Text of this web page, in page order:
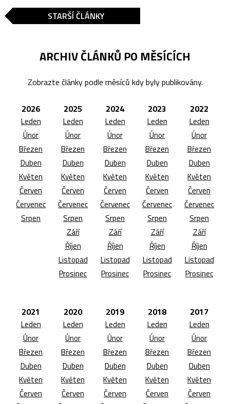
STARŠÍ ČLÁNKY
ARCHIV ČLÁNKŮ PO MĚSÍCÍCH
Zobrazte články podle měsíců kdy byly publikovány.
2026
Leden
Únor
Březen
Duben
Květen
Červen
Červenec
Srpen
2025
Leden
Únor
Březen
Duben
Květen
Červen
Červenec
Srpen
Září
Říjen
Listopad
Prosinec
2024
Leden
Únor
Březen
Duben
Květen
Červen
Červenec
Srpen
Září
Říjen
Listopad
Prosinec
2023
Leden
Únor
Březen
Duben
Květen
Červen
Červenec
Srpen
Září
Říjen
Listopad
Prosinec
2022
Leden
Únor
Březen
Duben
Květen
Červen
Červenec
Srpen
Září
Říjen
Listopad
Prosinec
2021
Leden
Únor
Březen
Duben
Květen
Červen
2020
Leden
Únor
Březen
Duben
Květen
Červen
2019
Leden
Únor
Březen
Duben
Květen
Červen
2018
Leden
Únor
Březen
Duben
Květen
Červen
2017
Leden
Únor
Březen
Duben
Květen
Červen